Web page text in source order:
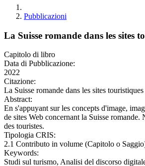
Pubblicazioni
La Suisse romande dans les sites
Capitolo di libro
Data di Pubblicazione:
2022
Citazione:
La Suisse romande dans les sites
Abstract:
En s'appuyant sur les concepts d'image,
de sites Web concernant la Suisse
des touristes.
Tipologia CRIS:
2.1 Contributo in volume (Capitolo o
Keywords:
Studi sul turismo, Analisi del discorso